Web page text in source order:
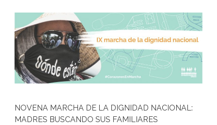
NOVENA MARCHA DE LA DIGNIDAD NACIONAL:
MADRES BUSCANDO SUS FAMILIARES